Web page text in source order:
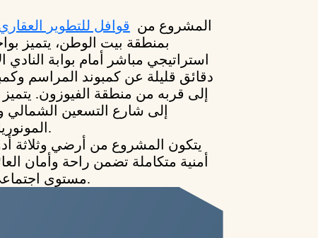
المشروع من قوافل للتطوير
بمنطقة بيت الوطن، يتميز
استراتيجي مباشر أمام بوابة النادي
دقائق قليلة عن كمبوند المراسم
إلى قربه من منطقة الفيوزون.
إلى شارع التسعين
المونوريل، وكذلك طريق السويس.
يتكون المشروع من أرضي وثلاثة
أمنية متكاملة تضمن راحة وأمان
مستوى اجتماعي راقٍ وأجواء هادئة للحياة.